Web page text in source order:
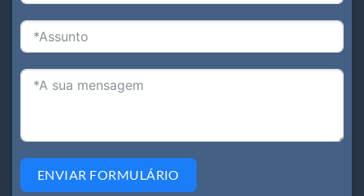
ENVIAR FORMULÁRIO